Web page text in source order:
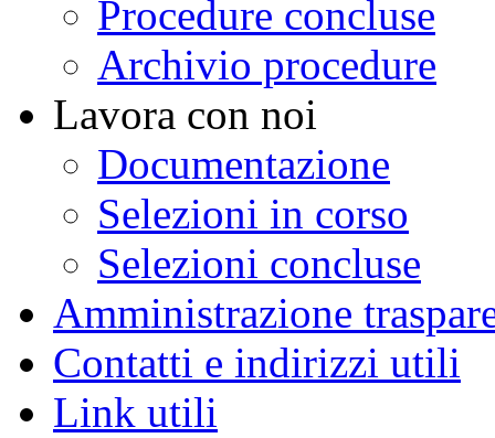
Procedure concluse
Archivio procedure
Lavora con noi
Documentazione
Selezioni in corso
Selezioni concluse
Amministrazione
Contatti e indirizzi utili
Link utili